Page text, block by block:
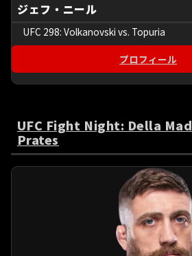
ジェフ・ニール
UFC 298: Volkanovski vs. Topuria
プロフィール
UFC Fight Night: Della
Prates